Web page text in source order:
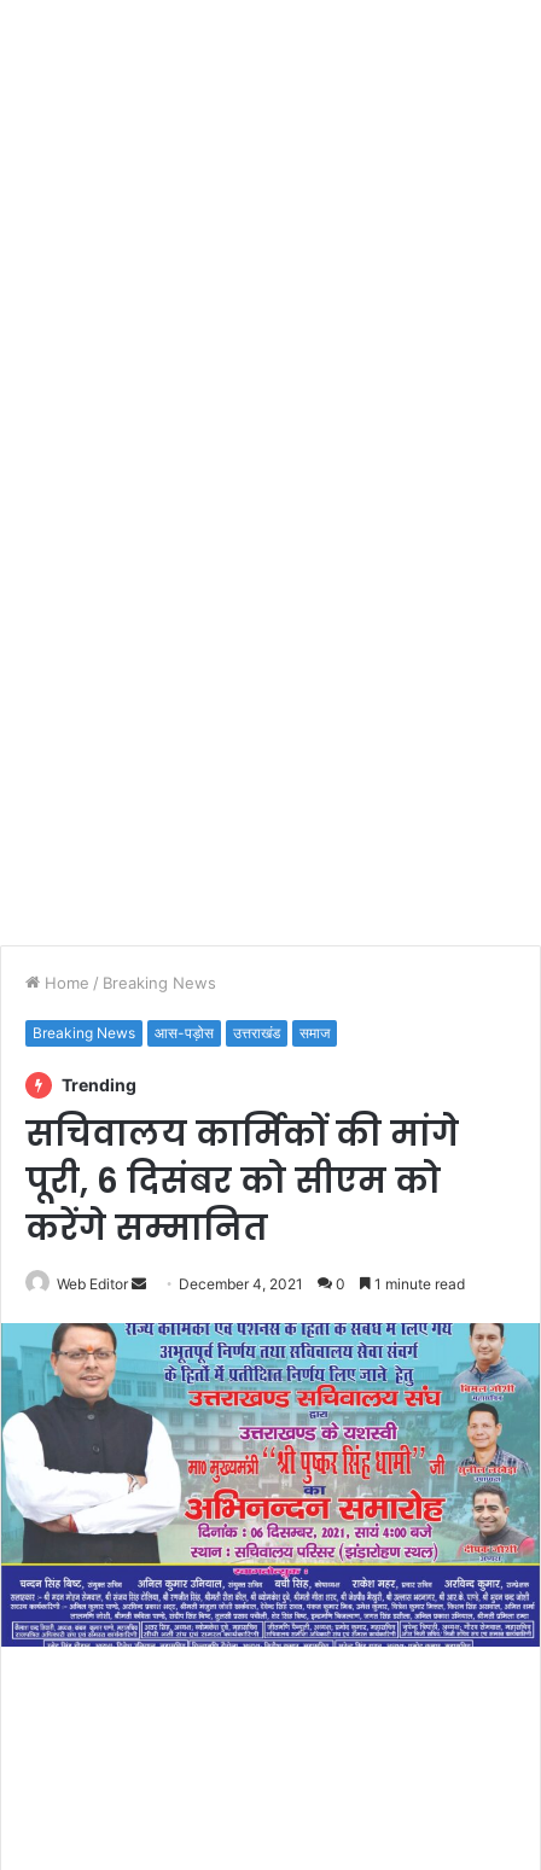
Home / Breaking News
Breaking News आस-पड़ोस उत्तराखंड समाज
Trending
सचिवालय कार्मिकों की मांगे
पूरी, 6 दिसंबर को सीएम को
करेंगे सम्मानित
Web Editor
n
d
a
n
e
m
a
l
December 4, 2021 0 1 minute read